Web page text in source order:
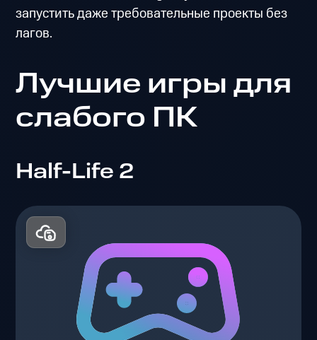
запустить даже требовательные проекты без
лагов.
Лучшие игры для
слабого ПК
Half-Life 2